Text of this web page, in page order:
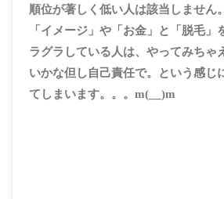
順位が著しく低い人は該当しません。
「イメージ」や「お金」と「脱毛」
ラグラしている人は、やってみちゃ
いかな但し自己責任で。という感じ
てしまいます。。。m(__)m